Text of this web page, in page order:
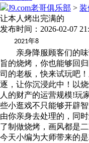
J9.com老哥俱乐部 > 装
让本人烤出完满的
发布时间：2026-02-07
2021年8
亲身降服顾客们的味
旨的烧烤，你也能够回
司的老板，快来试玩吧
逐，让你沉浸此中！以
人的财产的运营规模!玩
些小逛戏不只能够开辟
由你亲身去处理的，同
了制做烧烤，画风都是
今天小编为大师带来的